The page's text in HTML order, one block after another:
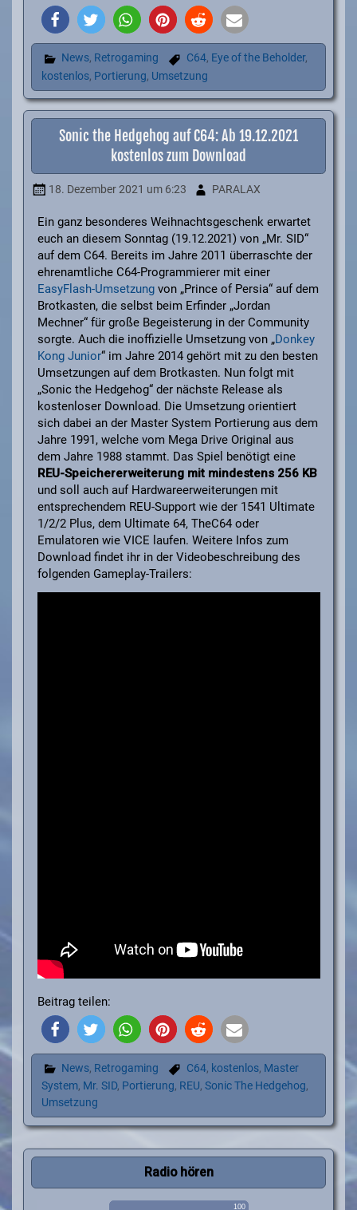
News, Retrogaming C64, Eye of the Beholder,
kostenlos, Portierung, Umsetzung
Sonic the Hedgehog auf C64: Ab 19.12.2021
kostenlos zum Download
18. Dezember 2021 um 6:23 PARALAX
Ein ganz besonderes Weihnachtsgeschenk erwartet
euch an diesem Sonntag (19.12.2021) von „Mr. SID“
auf dem C64. Bereits im Jahre 2011 überraschte der
ehrenamtliche C64-Programmierer mit einer
EasyFlash-Umsetzungvon „Prince of Persia“ auf dem
Brotkasten, die selbst beim Erfinder „Jordan
Mechner“ für große Begeisterung in der Community
sorgte. Auch die inoffizielle Umsetzung von „Donkey
Kong Junior“ im Jahre 2014 gehört mit zu den besten
Umsetzungen auf dem Brotkasten. Nun folgt mit
„Sonic the Hedgehog“ der nächste Release als
kostenloser Download. Die Umsetzung orientiert
sich dabei an der Master System Portierung aus dem
Jahre 1991, welche vom Mega Drive Original aus
dem Jahre 1988 stammt. Das Spiel benötigt eine
REU-Speichererweiterung mit mindestens 256 KB
und soll auch auf Hardwareerweiterungen mit
entsprechendem REU-Support wie der 1541 Ultimate
1/2/2 Plus, dem Ultimate 64, TheC64 oder
Emulatoren wie VICE laufen. Weitere Infos zum
Download findet ihr in der Videobeschreibung des
folgenden Gameplay-Trailers:
Beitrag teilen:
News, Retrogaming C64, kostenlos, Master
System, Mr. SID, Portierung, REU, Sonic The Hedgehog,
Umsetzung
Radio hören